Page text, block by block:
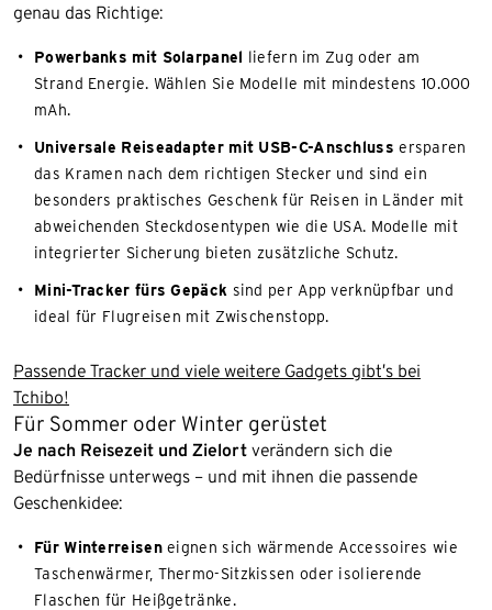
genau das Richtige:
Powerbanks mit Solarpanel liefern im Zug oder am
Strand Energie. Wählen Sie Modelle mit mindestens 10.000
mAh.
Universale Reiseadapter mit USB-C-Anschlussersparen
das Kramen nach dem richtigen Stecker und sind ein
besonders praktisches Geschenk für Reisen in Länder mit
abweichenden Steckdosentypen wie die USA. Modelle mit
integrierter Sicherung bieten zusätzliche Schutz.
Mini-Tracker fürs Gepäck sind per App verknüpfbar und
ideal für Flugreisen mit Zwischenstopp.
Passende Tracker und viele weitere Gadgets gibt’s bei
Tchibo!
Für Sommer oder Winter gerüstet
Je nach Reisezeit und Zielort verändern sich die
Bedürfnisse unterwegs – und mit ihnen die passende
Geschenkidee:
Für Winterreiseneignen sich wärmende Accessoires wie
Taschenwärmer, Thermo-Sitzkissen oder isolierende
Flaschen für Heißgetränke.